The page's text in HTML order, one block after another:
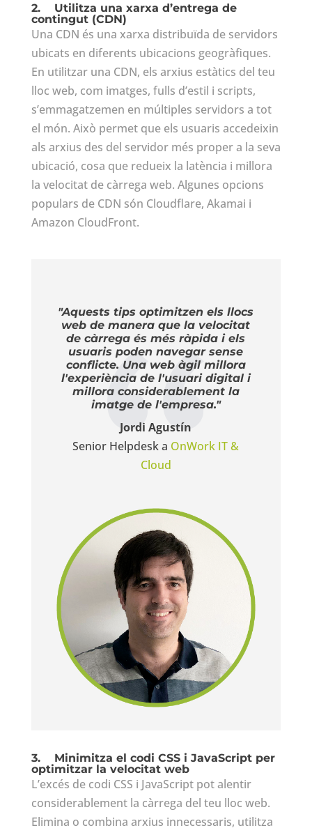
2. Utilitza una xarxa d’entrega de
contingut (CDN)
Una CDN és una xarxa distribuïda de servidors
ubicats en diferents ubicacions geogràfiques.
En utilitzar una CDN, els arxius estàtics del teu
lloc web, com imatges, fulls d’estil i scripts,
s’emmagatzemen en múltiples servidors a tot
el món. Això permet que els usuaris accedeixin
als arxius des del servidor més proper a la seva
ubicació, cosa que redueix la latència i millora
la velocitat de càrrega web. Algunes opcions
populars de CDN són Cloudflare, Akamai i
Amazon CloudFront.
"Aquests tips optimitzen els llocs
web de manera que la velocitat
de càrrega és més ràpida i els
usuaris poden navegar sense
conflicte. Una web àgil millora
l'experiència de l'usuari digital i
millora considerablement la
imatge de l'empresa."
Jordi Agustín
Senior Helpdesk a OnWork IT &
Cloud
3. Minimitza el codi CSS i JavaScript per
optimitzar la velocitat web
L’excés de codi CSS i JavaScript pot alentir
considerablement la càrrega del teu lloc web.
Elimina o combina arxius innecessaris, utilitza